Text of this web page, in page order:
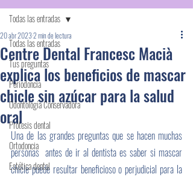
Todas las entradas
Tus preguntas
Periodoncia
Odontología Conservadora
Prótesis dental
Ortodoncia
Estética dental
Todas las entradas
Centre Dental Francesc Macià
explica los beneficios de mascar
chicle sin azúcar para la salud
oral
20 abr 20232 min de lectura
Una de las grandes preguntas que se hacen muchas
personas  antes de ir al dentista es saber si mascar
chicle puede resultar beneficioso o perjudicial para la